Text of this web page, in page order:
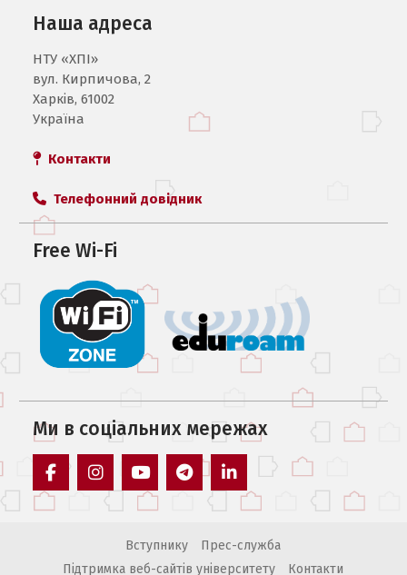
Наша адреса
НТУ «ХПI»
вул. Кирпичова, 2
Харків, 61002
Україна
Контакти
Телефонний довідник
Free Wi-Fi
Ми в соцiальних мережах
facebook instagramyoutube telegram linkedin
Вступнику
Прес-служба
Підтримка веб-сайтів університету
Контакти